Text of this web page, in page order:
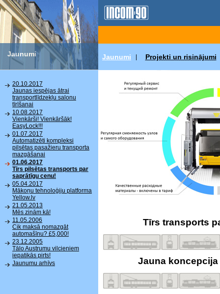
Jaunumi Jaunumi Projekti un risinājumi
20.10.2017
Jaunas iespējas ātrai
transportlīdzekļu salonu
tīrīšanai
10.08.2017
Vienkārši! Vienkāršāk!
EasyLock!!!
01.07.2017
Automatizēti kompleksi
pilsētas pasažieru transporta
mazgāšanai
01.06.2017
Tīrs pilsētas transports par
saprātīgu cenu!
05.04.2017
Mākoņu tehnoloģiju platforma
Yellow.lv
21.05.2013
Mēs zinām kā!
11.05.2006
Cik maksā nomazgāt
automašīnu? £5,000!
23.12.2005
Tālo Austrumu vilcieniem
iepatikās pirts!
Jaunumu arhīvs
Tīrs transports
Jauna koncepcija